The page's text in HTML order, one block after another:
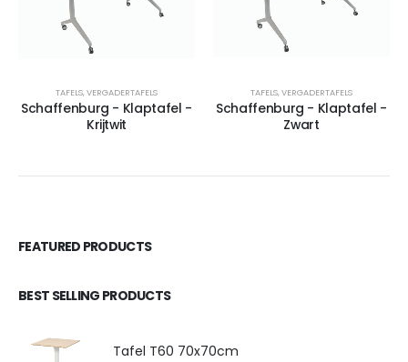
TAFELS,VERGADERTAFELS
Schaffenburg - Klaptafel -
Krijtwit
TAFELS,VERGADERTAFELS
Schaffenburg - Klaptafel -
Zwart
FEATURED PRODUCTS
BEST SELLING PRODUCTS
Tafel T60 70x70cm